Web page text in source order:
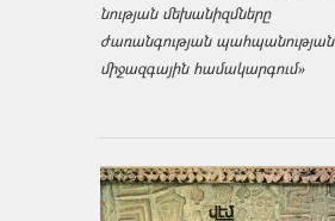
նության մեխանիզմները
ժառանգության պահպանության
միջազ­գային համակարգում»